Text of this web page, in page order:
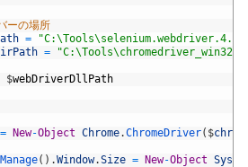
ーの場所
=
=
"C:\Tools\chromedriver_win32"
$webDriverDllPath
= New-Object Chrome.ChromeDriver( $
Manage( ) .Window.Size = New-Object